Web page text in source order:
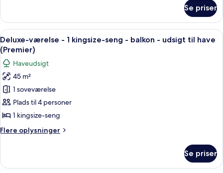
havudsigt
(Premier)
-
kingsize-
seng
-
balkon
havudsigt
(Premier)
Se priser
Indlæs
alle
billeder
af
Deluxe-
værelse
-
1
kingsize-
seng
balkon
Et hotelværelse med en stor seng,
7
Deluxe-værelse - 1 kingsize-seng - balkon - udsigt til have
(Premier)
Haveudsigt
45 m²
1 soveværelse
Plads til 4 personer
1 kingsize-seng
Flere oplysninger
Flere
værelse
Se priser